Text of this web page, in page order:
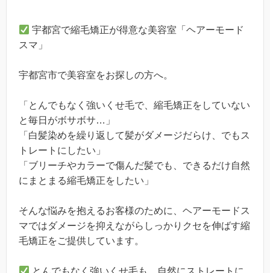
宇都宮で縮毛矯正が得意な美容室「ヘアーモード
スマ」
宇都宮市で美容室をお探しの方へ。
「とんでもなく強いくせ毛で、縮毛矯正をしていない
と毎日がボサボサ…」
「白髪染めを繰り返して髪がダメージだらけ、でもス
トレートにしたい」
「ブリーチやカラーで傷んだ髪でも、できるだけ自然
にまとまる縮毛矯正をしたい」
そんな悩みを抱えるお客様のために、ヘアーモードス
マではダメージを抑えながらしっかりクセを伸ばす縮
毛矯正をご提供しています。
とんでもなく強いくせ毛も、自然にストレートに